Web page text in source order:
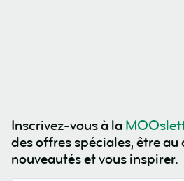
Inscrivez-vous à la
des offres spéciales, être au
nouveautés et vous inspirer.